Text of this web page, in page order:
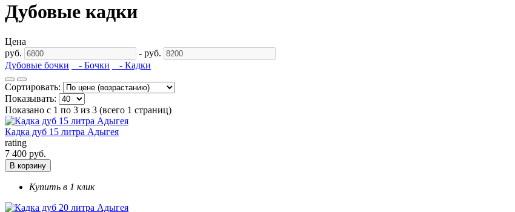
Дубовые кадки
Цена
руб.
- руб.
Дубовые бочки
- Бочки - Кадки
Сортировать:
Показывать:
Показано с 1 по 3 из 3 (всего 1 страниц)
Кадка дуб 15 литра Адыгея
rating
7 400 руб.
В корзину
Купить в 1 клик